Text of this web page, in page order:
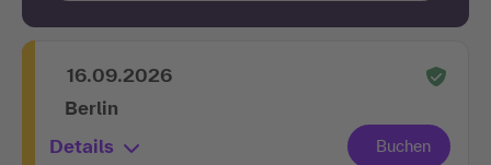
16.09.2026
Berlin
Details